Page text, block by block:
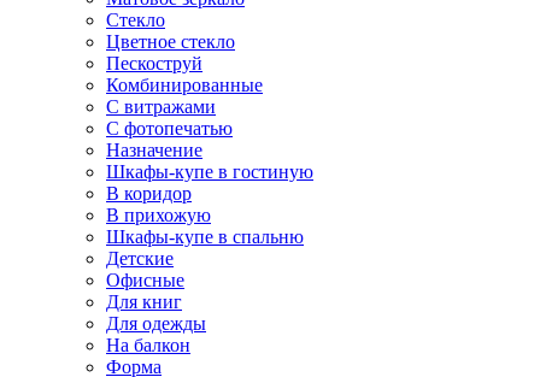
Стекло
Цветное стекло
Пескоструй
Комбинированные
С витражами
С фотопечатью
Назначение
Шкафы-купе в гостиную
В коридор
В прихожую
Шкафы-купе в спальню
Детские
Офисные
Для книг
Для одежды
На балкон
Форма